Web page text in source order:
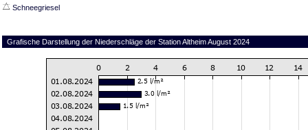
Schneegriesel
Grafische Darstellung der Niederschläge der Station Altheim August 2024